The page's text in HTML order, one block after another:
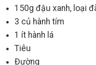
150g đậu xanh, loại
3 củ hành tím
1 ít hành lá
Tiêu
Đường